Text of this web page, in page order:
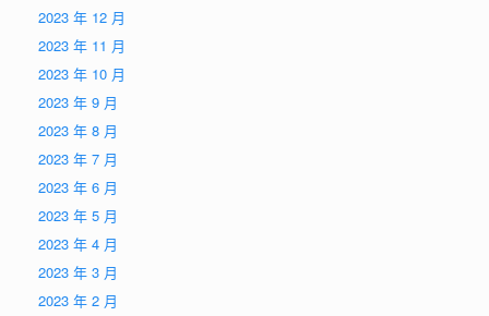
2023 年 12 月
2023 年 11 月
2023 年 10 月
2023 年 9 月
2023 年 8 月
2023 年 7 月
2023 年 6 月
2023 年 5 月
2023 年 4 月
2023 年 3 月
2023 年 2 月